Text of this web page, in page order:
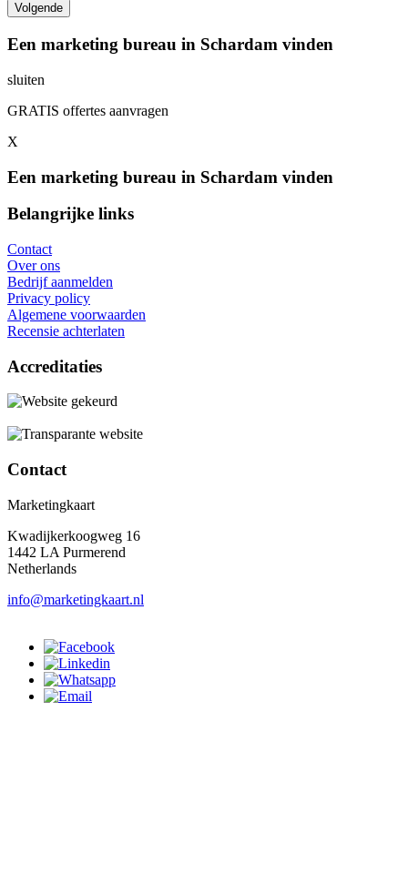
Een marketing bureau in Schardam vinden
sluiten
GRATIS offertes aanvragen
X
Een marketing bureau in Schardam vinden
Belangrijke links
Contact
Over ons
Bedrijf aanmelden
Privacy policy
Algemene voorwaarden
Recensie achterlaten
Accreditaties
Contact
Marketingkaart
Kwadijkerkoogweg 16
1442 LA Purmerend
Netherlands
info@marketingkaart.nl